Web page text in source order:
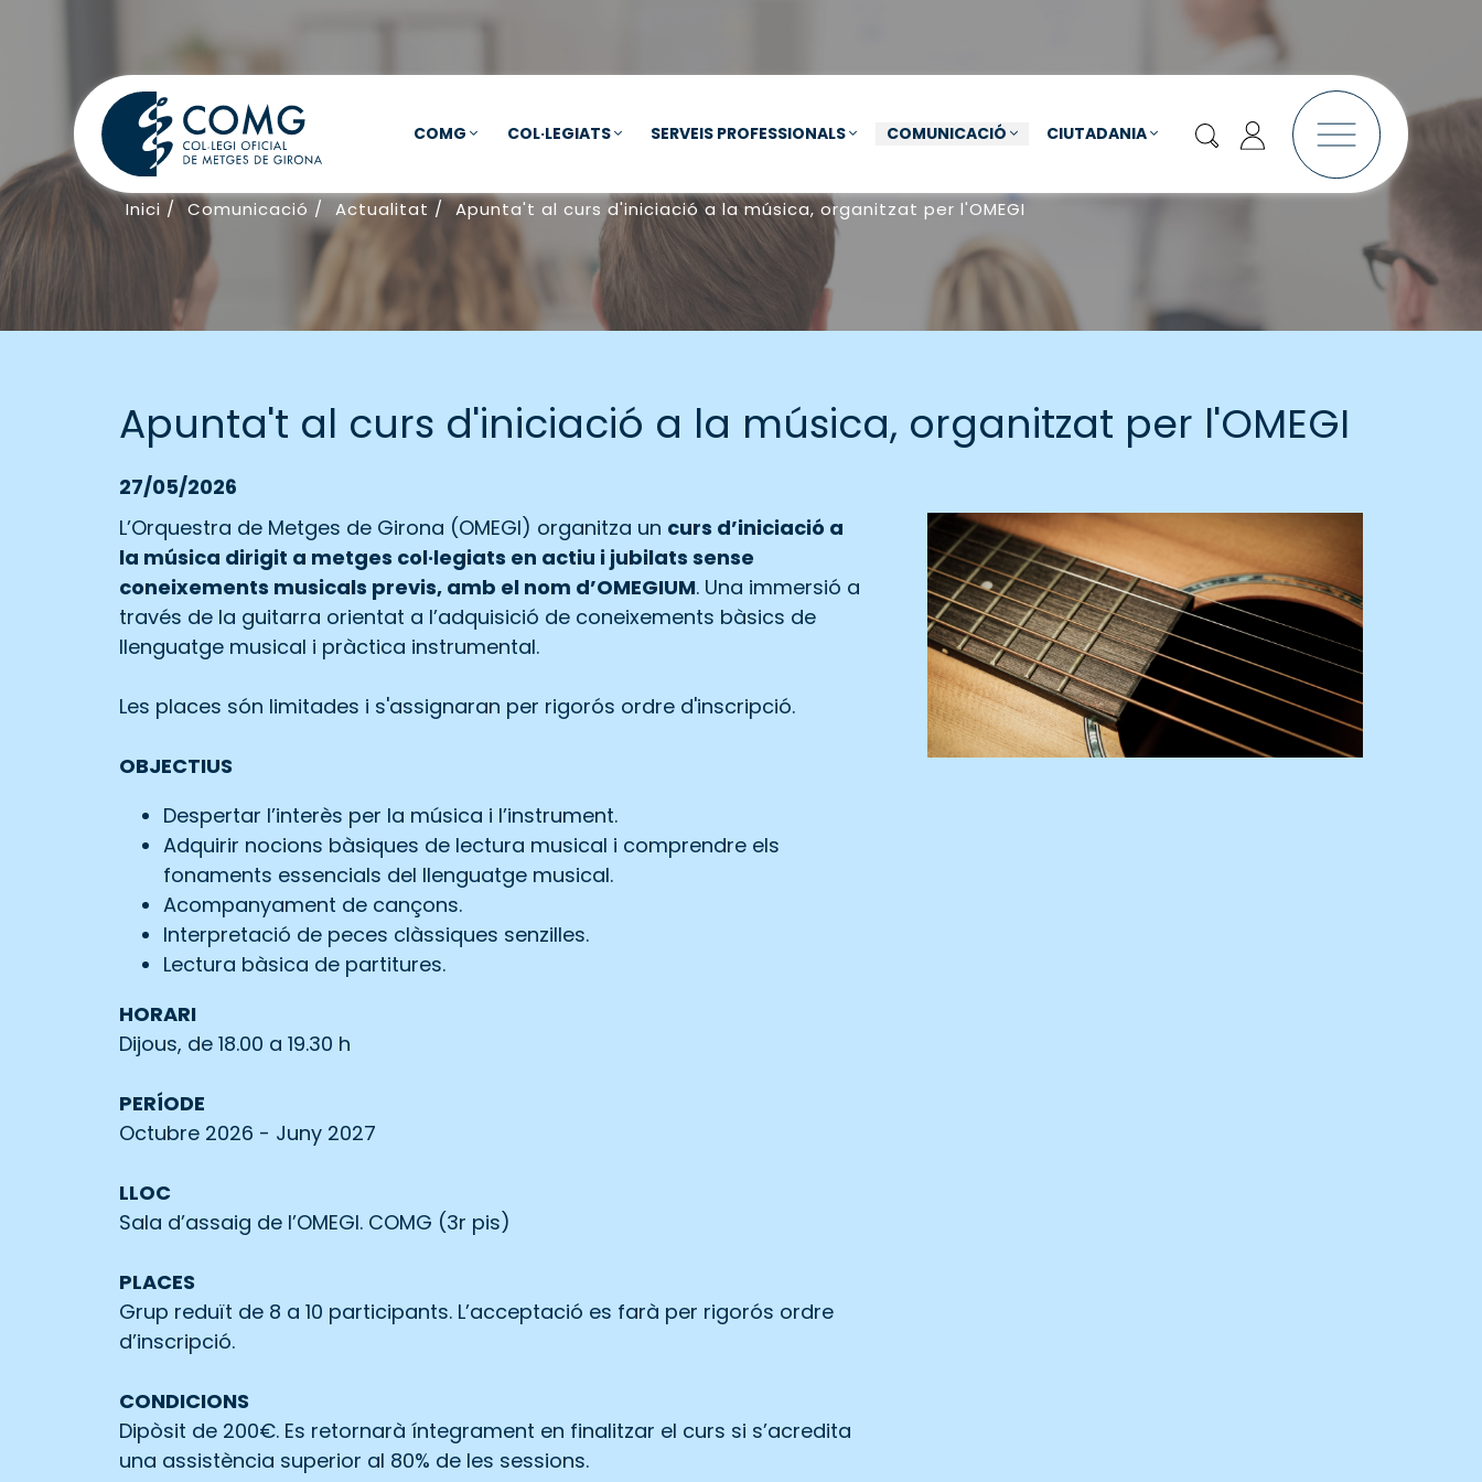
COMG COL·LEGIATS SERVEIS PROFESSIONALS COMUNICACIÓ CIUTADANIA
Inici / Comunicació / Actualitat / Apunta't al curs d'iniciació a la música, organitzat per l'OMEGI
Apunta't al curs d'iniciació a la música, organitzat per l'OMEGI
27/05/2026
L’Orquestra de Metges de Girona (OMEGI) organitza un curs d’iniciació a
la música dirigit a metges col·legiats en actiu i jubilats sense
coneixements musicals previs, amb el nom d’OMEGIUM. Una immersió a
través de la guitarra orientat a l’adquisició de coneixements bàsics de
llenguatge musical i pràctica instrumental.
Les places són limitades i s'assignaran per rigorós ordre d'inscripció.
OBJECTIUS
Despertar l’interès per la música i l’instrument.
Adquirir nocions bàsiques de lectura musical i comprendre els
fonaments essencials del llenguatge musical.
Acompanyament de cançons.
Interpretació de peces clàssiques senzilles.
Lectura bàsica de partitures.
HORARI
Dijous, de 18.00 a 19.30 h
PERÍODE
Octubre 2026 - Juny 2027
LLOC
Sala d’assaig de l’OMEGI. COMG (3r pis)
PLACES
Grup reduït de 8 a 10 participants. L’acceptació es farà per rigorós ordre
d’inscripció.
CONDICIONS
Dipòsit de 200€. Es retornarà íntegrament en finalitzar el curs si s’acredita
una assistència superior al 80% de les sessions.